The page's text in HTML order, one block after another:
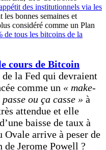
des institutionnels via les
les bonnes semaines et
considéré comme un Plan
de tous les bitcoins de la
cours de Bitcoin
la Fed qui devraient
comme un « make-
passe ou ça casse » à
attendue et elle
baisse de taux à
arrive à peser de
de Jerome Powell ?